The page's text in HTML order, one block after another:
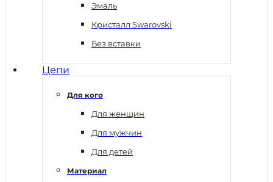
Эмаль
Кристалл Swarovski
Без вставки
Цепи
Для кого
Для женщин
Для мужчин
Для детей
Материал